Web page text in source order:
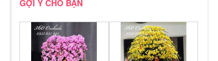
GỢI Ý CHO BẠN